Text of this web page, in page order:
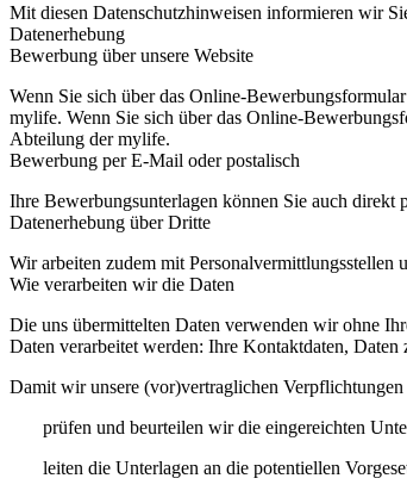
Mit diesen Datenschutzhinweisen informieren wir
Datenerhebung
Bewerbung über unsere Website
Wenn Sie sich über das Online-
mylife. Wenn Sie sich über das Online-
Abteilung der mylife.
Bewerbung per E-Mail oder postalisch
Ihre Bewerbungsunterlagen können Sie auch direkt
Datenerhebung über Dritte
Wir arbeiten zudem mit Personalvermittlungsstellen
Wie verarbeiten wir die Daten
Die uns übermittelten Daten verwenden wir ohne
Daten verarbeitet werden: Ihre Kontaktdaten,
Damit wir unsere (vor)vertraglichen
prüfen und beurteilen wir die eingereichten
leiten die Unterlagen an die potentiellen